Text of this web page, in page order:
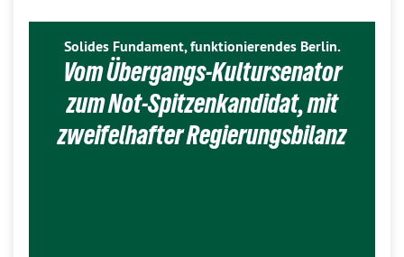
Solides Fundament, funktionierendes Berlin.
Vom Übergangs-Kultursenator
zum Not-Spitzenkandidat, mit
zweifelhafter Regierungsbilanz